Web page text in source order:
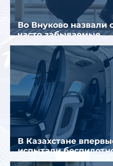
Во Внуково назвали
часто забываемые
пассажирами вещи
В Казахстане
испытали
аэротакси с